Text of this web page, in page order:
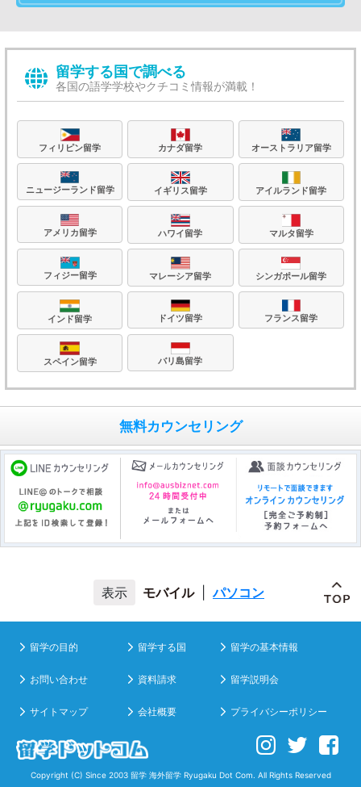
留学する国で調べる
各国の語学学校やクチコミ情報が満載！
フィリピン留学 カナダ留学 オーストラリア留学
ニュージーランド留学 イギリス留学 アイルランド留学
アメリカ留学 ハワイ留学 マルタ留学
フィジー留学 マレーシア留学 シンガポール留学
インド留学 ドイツ留学 フランス留学
スペイン留学 バリ島留学
無料カウンセリング
モバイル パソコン
留学の目的 留学する国 留学の基本情報
お問い合わせ 資料請求 留学説明会
サイトマップ 会社概要 プライバシーポリシー
Copyright (C) Since 2003 留学 海外留学Ryugaku Dot Com. All Rights Reserved